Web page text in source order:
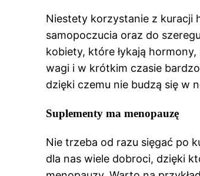
Niestety korzystanie z kuracji
samopoczucia oraz do
kobiety, które łykają
wagi i w krótkim czasie
dzięki czemu nie budzą się w
Suplementy ma menopauzę
Nie trzeba od razu sięgać po
dla nas wiele dobroci, dzięki